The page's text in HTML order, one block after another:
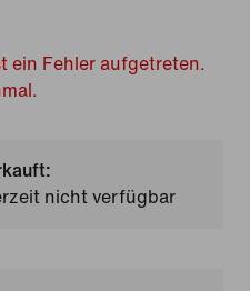
ein Fehler aufgetreten.
nicht verfügbar